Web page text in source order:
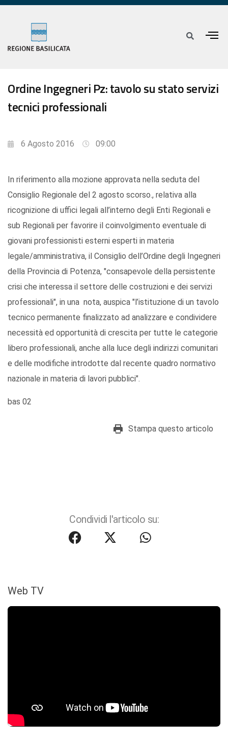
Ordine Ingegneri Pz: tavolo su stato servizi
tecnici professionali
6 Agosto 2016 09:00
In riferimento alla mozione approvata nella seduta del
Consiglio Regionale del 2 agosto scorso., relativa alla
ricognizione di uffici legali all’interno degli Enti Regionali e
sub Regionali per favorire il coinvolgimento eventuale di
giovani professionisti esterni esperti in materia
legale/amministrativa, il Consiglio dell’Ordine degli Ingegneri
della Provincia di Potenza, "consapevole della persistente
crisi che interessa il settore delle costruzioni e dei servizi
professionali", in una nota, auspica "l’istituzione di un tavolo
tecnico permanente finalizzato ad analizzare e condividere
necessità ed opportunità di crescita per tutte le categorie
libero professionali, anche alla luce degli indirizzi comunitari
e delle modifiche introdotte dal recente quadro normativo
nazionale in materia di lavori pubblici".
bas 02
Stampa questo articolo
Condividi l'articolo su:
Web TV